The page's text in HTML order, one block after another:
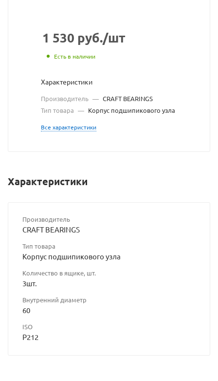
ссылке
https://
без
владельца
сайта
1 530 руб./шт
Есть в наличии
Характеристики
Производитель — CRAFT BEARINGS
Тип товара — Корпус подшипикового узла
Все характеристики
Характеристики
Производитель
CRAFT BEARINGS
Тип товара
Корпус подшипикового узла
Количество в ящике, шт.
3шт.
Внутренний диаметр
60
ISO
P212